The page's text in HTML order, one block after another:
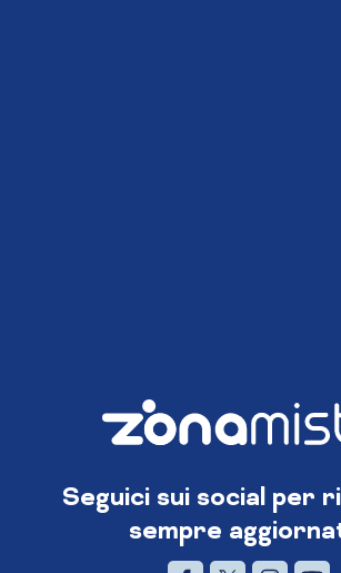
Seguici sui social per
sempre